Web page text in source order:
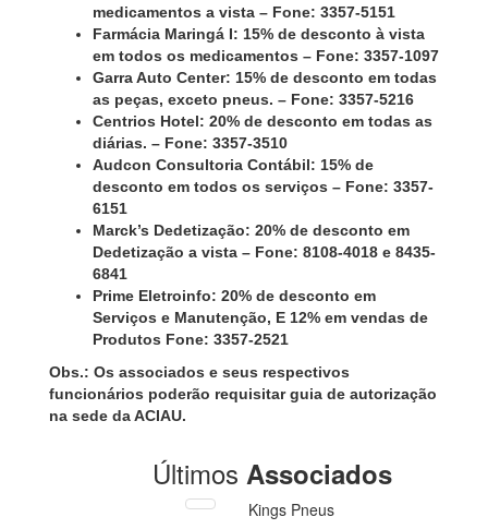
medicamentos a vista – Fone: 3357-5151
Farmácia Maringá I: 15% de desconto à vista
em todos os medicamentos – Fone: 3357-1097
Garra Auto Center: 15% de desconto em todas
as peças, exceto pneus. – Fone: 3357-5216
Centrios Hotel: 20% de desconto em todas as
diárias. – Fone: 3357-3510
Audcon Consultoria Contábil: 15% de
desconto em todos os serviços – Fone: 3357-
6151
Marck’s Dedetização: 20% de desconto em
Dedetização a vista – Fone: 8108-4018 e 8435-
6841
Prime Eletroinfo: 20% de desconto em
Serviços e Manutenção, E 12% em vendas de
Produtos Fone: 3357-2521
Obs.: Os associados e seus respectivos
funcionários poderão requisitar guia de autorização
na sede da ACIAU.
Últimos Associados
Kings Pneus